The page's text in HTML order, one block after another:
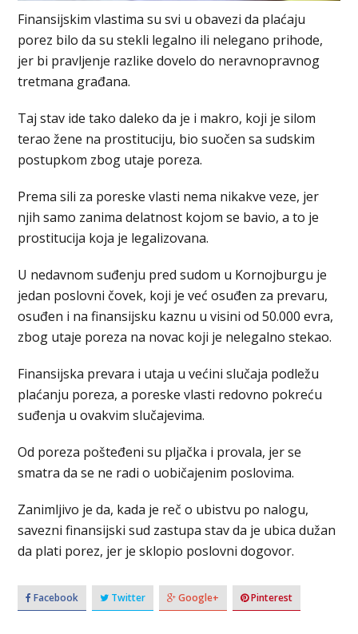
Finansijskim vlastima su svi u obavezi da plaćaju
porez bilo da su stekli legalno ili nelegano prihode,
jer bi pravljenje razlike dovelo do neravnopravnog
tretmana građana.
Taj stav ide tako daleko da je i makro, koji je silom
terao žene na prostituciju, bio suočen sa sudskim
postupkom zbog utaje poreza.
Prema sili za poreske vlasti nema nikakve veze, jer
njih samo zanima delatnost kojom se bavio, a to je
prostitucija koja je legalizovana.
U nedavnom suđenju pred sudom u Kornojburgu je
jedan poslovni čovek, koji je već osuđen za prevaru,
osuđen i na finansijsku kaznu u visini od 50.000 evra,
zbog utaje poreza na novac koji je nelegalno stekao.
Finansijska prevara i utaja u većini slučaja podležu
plaćanju poreza, a poreske vlasti redovno pokreću
suđenja u ovakvim slučajevima.
Od poreza pošteđeni su pljačka i provala, jer se
smatra da se ne radi o uobičajenim poslovima.
Zanimljivo je da, kada je reč o ubistvu po nalogu,
savezni finansijski sud zastupa stav da je ubica dužan
da plati porez, jer je sklopio poslovni dogovor.
Facebook Twitter Google+ Pinterest